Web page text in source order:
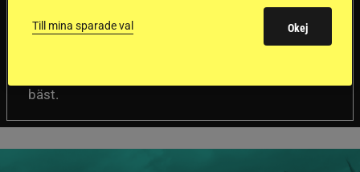
Försäkringsbolaget
Folksam har testat 15 ridhjälmar i olika
prisklasser för att se vilken som är den säkraste.
bäst.
Till mina sparade val Okej